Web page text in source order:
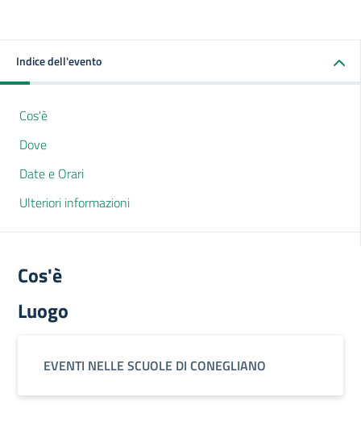
Indice dell'evento
Cos'è
Dove
Date e Orari
Ulteriori informazioni
Cos'è
Luogo
EVENTI NELLE SCUOLE DI CONEGLIANO